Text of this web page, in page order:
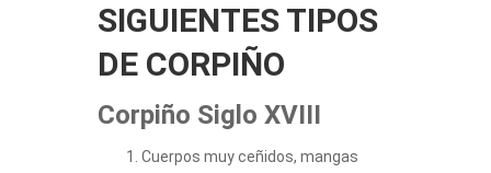
SIGUIENTES TIPOS
DE CORPIÑO
Corpiño Siglo XVIII
Cuerpos muy ceñidos, mangas